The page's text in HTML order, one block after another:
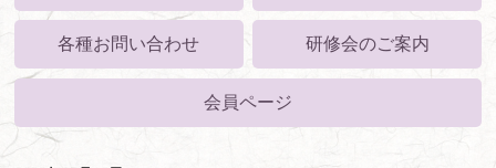
各種お問い合わせ 研修会のご案内
会員ページ